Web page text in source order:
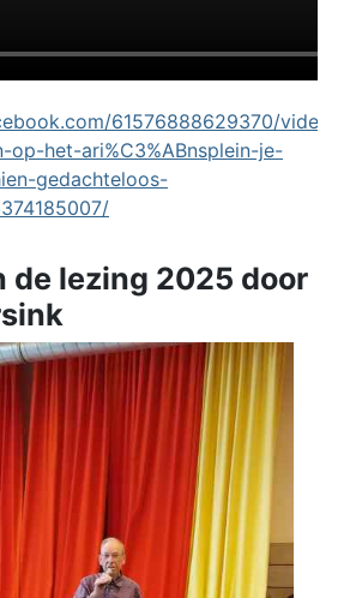
61576888629370/videos/
op-het-ari%C3%ABnsplein-je-
gedachteloos-
de lezing 2025 door